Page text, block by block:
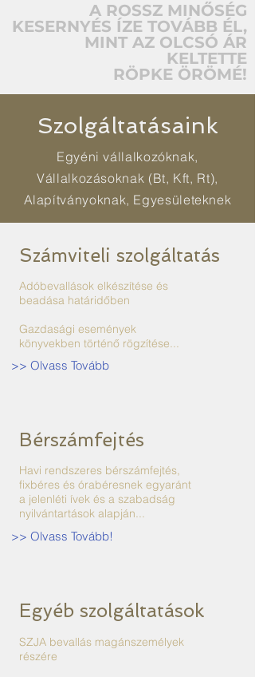
A ROSSZ MINŐSÉG
KESERNYÉS ÍZE TOVÁBB ÉL,
MINT AZ OLCSÓ ÁR
KELTETTE
RÖPKE ÖRÖMÉ!
Szolgáltatásaink
Egyéni vállalkozóknak,
Vállalkozásoknak (Bt, Kft, Rt),
Alapítványoknak, Egyesületeknek
Számviteli szolgáltatás
Adóbevallások elkészítése és
beadása határidőben
Gazdasági események
könyvekben történő rögzítése...
>> Olvass Tovább
Bérszámfejtés
Havi rendszeres bérszámfejtés,
fixbéres és órabéresnek egyaránt
a jelenléti ívek és a szabadság
nyilvántartások alapján...
>> Olvass Tovább!
Egyéb szolgáltatások
SZJA bevallás magánszemélyek
részére